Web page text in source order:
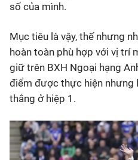
Các môn khác
VIDEO
Bên lề
số của mình.
Mục tiêu là vậy, thế nhưng
hoàn toàn phù hợp với vị trí
giữ trên BXH Ngoại hạng
điểm được thực hiện nhưng
thắng ở hiệp 1.